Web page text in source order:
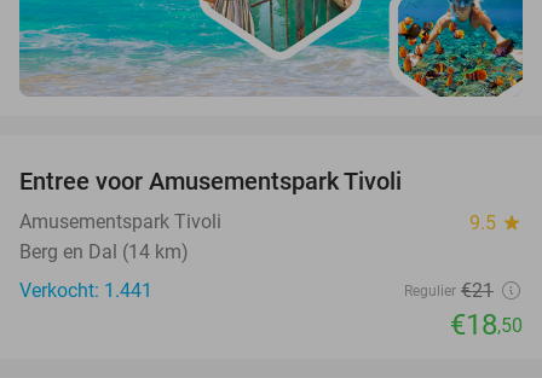
Entree voor Amusementspark Tivoli
Amusementspark Tivoli 9.5 star
Berg en Dal (14 km)
Verkocht: 1.441
Regulier €21
€18,50